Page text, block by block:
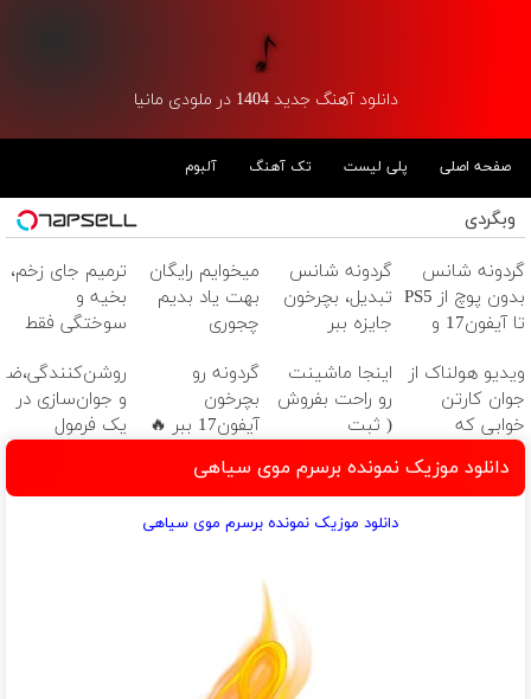
دانلود آهنگ جدید 1404 در ملودی مانیا
صفحه اصلی پلی لیست تک آهنگ آلبوم
وبگردی
گردونه شانس
بدون پوچ از PS5
تا آیفون17 و
گردونه شانس
تبدیل، بچرخون
جایزه ببر
میخوایم رایگان
بهت یاد بدیم
چجوری
نداری امتحانش
مجانیه
ترمیم جای زخم،
بخیه و
سوختگی فقط
ویدیو هولناک از
جوان کارتن
خوابی که
میلیاردر شد.
آموزش رایگان
اینجا ماشینت
رو راحت بفروش
( ثبت
فروش)
گردونه رو
بچرخون
آیفون17 ببر 🔥
و جوان‌سازی در
یک فرمول
دانلود موزیک نمونده برسرم موی سياهی
دانلود موزیک نمونده برسرم موی سياهی